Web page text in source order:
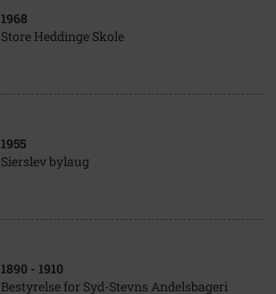
1968
Store Heddinge Skole
1955
Sierslev bylaug
1890 - 1910
Bestyrelse for Syd-Stevns Andelsbageri